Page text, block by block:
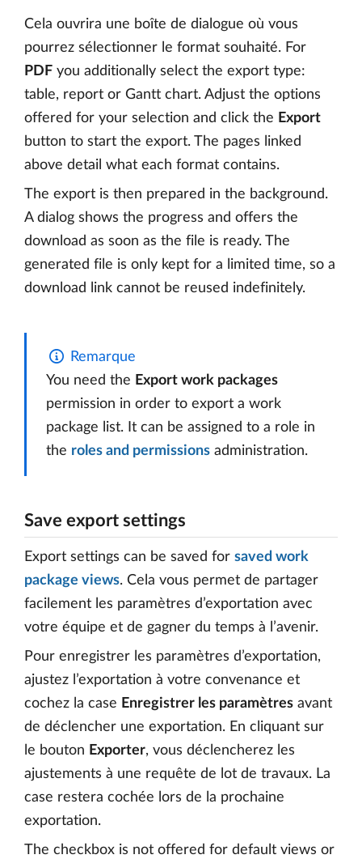
Cela ouvrira une boîte de dialogue où vous
pourrez sélectionner le format souhaité. For
PDF you additionally select the export type:
table, report or Gantt chart. Adjust the options
offered for your selection and click the Export
button to start the export. The pages linked
above detail what each format contains.
The export is then prepared in the background.
A dialog shows the progress and offers the
download as soon as the file is ready. The
generated file is only kept for a limited time, so a
download link cannot be reused indefinitely.
Remarque
You need the Export work packages
permission in order to export a work
package list. It can be assigned to a role in
the roles and permissions administration.
Save export settings
Export settings can be saved for saved work
package views. Cela vous permet de partager
facilement les paramètres d’exportation avec
votre équipe et de gagner du temps à l’avenir.
Pour enregistrer les paramètres d’exportation,
ajustez l’exportation à votre convenance et
cochez la case Enregistrer les paramètres avant
de déclencher une exportation. En cliquant sur
le bouton Exporter, vous déclencherez les
ajustements à une requête de lot de travaux. La
case restera cochée lors de la prochaine
exportation.
The checkbox is not offered for default views or